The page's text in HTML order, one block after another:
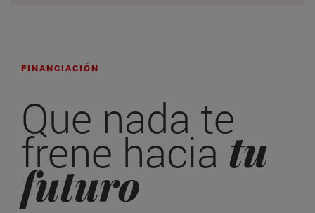
FINANCIACIÓN
Que nada te
frene haciatu
futuro